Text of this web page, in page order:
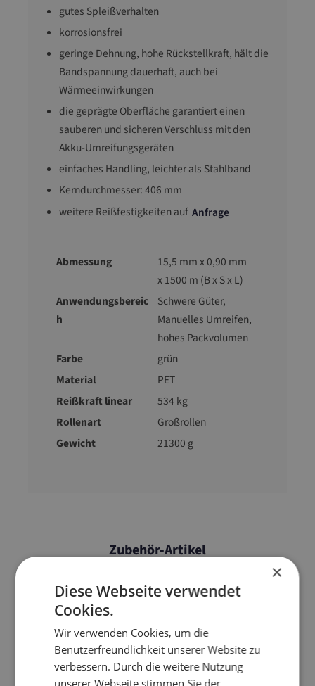
gutes Spleißverhalten
korrosionsfrei
geringe Dehnung, hohe Rückstellkraft, hält die
Bandspannung dauerhaft, auch bei
Wärmeeinwirkungen
die geprägte Oberfläche garantiert einen
sauberen und sicheren Verschluss mit den
Akku-Umreifungsgeräten
einfaches Handling, leichter als Stahlband
Kerndurchmesser: 406 mm
weitere Reißfestigkeiten auf Anfrage
Abmessung
15,5 mm x 0,90 mm
x 1500 m (B x S x L)
Anwendungsbereic
h
Schwere Güter,
Manuelles Umreifen,
hohes Packvolumen
Farbe
grün
Material
PET
Reißkraft linear
534 kg
Rollenart
Großrollen
Gewicht
21300 g
Zubehör-Artikel
×
Diese Webseite verwendet
Cookies.
Wir verwenden Cookies, um die
Benutzerfreundlichkeit unserer Website zu
verbessern. Durch die weitere Nutzung
unserer Webseite stimmen Sie der